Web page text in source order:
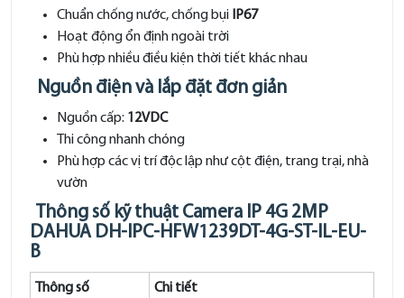
Chuẩn chống nước, chống bụi
IP67
Hoạt động ổn định ngoài trời
Phù hợp nhiều điều kiện thời tiết khác nhau
Nguồn điện và lắp đặt đơn giản
Nguồn cấp: 12VDC
Thi công nhanh chóng
Phù hợp các vị trí độc lập như cột điện, trang trại, nhà
vườn
Thông số kỹ thuật Camera IP 4G 2MP
DAHUA DH-IPC-HFW1239DT-4G-ST-IL-EU-
B
Thông số Chi tiết